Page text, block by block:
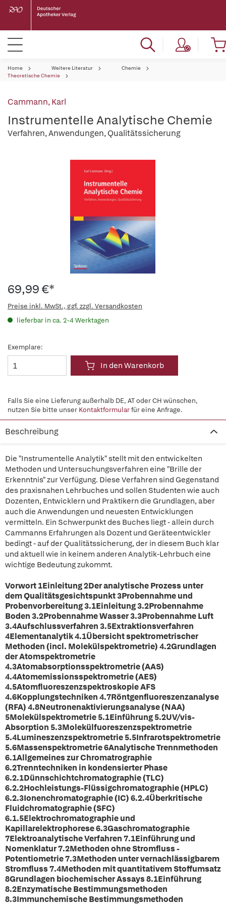
Home Weitere Literatur
Chemie
Theoretische Chemie
Cammann, Karl
Instrumentelle Analytische Chemie
Verfahren, Anwendungen, Qualitätssicherung
69,99 €*
Preise inkl. MwSt., ggf. zzgl. Versandkosten
lieferbar in ca. 2-4 Werktagen
Exemplare:
In den Warenkorb
Falls Sie eine Lieferung außerhalb DE, AT oder CH wünschen,
nutzen Sie bitte unser Kontaktformularfür eine Anfrage.
Beschreibung
Die "Instrumentelle Analytik" stellt mit den entwickelten
Methoden und Untersuchungsverfahren eine "Brille der
Erkenntnis" zur Verfügung. Diese Verfahren sind Gegenstand
des praxisnahen Lehrbuches und sollen Studenten wie auch
Dozenten, Entwicklern und Praktikern die Grundlagen, aber
auch die Anwendungen und neuesten Entwicklungen
vermitteln. Ein Schwerpunkt des Buches liegt - allein durch
Cammanns Erfahrungen als Dozent und Geräteentwickler
bedingt - auf der Qualitätssicherung, der in diesem Buch klar
und aktuell wie in keinem anderen Analytik-Lehrbuch eine
wichtige Bedeutung zukommt.
Vorwort 1Einleitung 2Der analytische Prozess unter
dem Qualitätsgesichtspunkt 3Probennahme und
Probenvorbereitung 3.1Einleitung 3.2Probennahme
Boden 3.2Probennahme Wasser 3.3Probennahme Luft
3.4Aufschlussverfahren 3.5Extraktionsverfahren
4Elementanalytik 4.1Übersicht spektrometrischer
Methoden (incl. Molekülspektrometrie) 4.2Grundlagen
der Atomspektrometrie
4.3Atomabsorptionsspektrometrie (AAS)
4.4Atomemissionsspektrometrie (AES)
4.5Atomfluoreszenzspektroskopie AFS
4.6Kopplungstechniken 4.7Röntgenfluoreszenzanalyse
(RFA) 4.8Neutronenaktivierungsanalyse (NAA)
5Molekülspektrometrie 5.1Einführung 5.2UV/vis-
Absorption 5.3Molekülfuoreszenzspektrometrie
5.4Lumineszenzspektrometrie 5.5Infrarotspektrometrie
5.6Massenspektrometrie 6Analytische Trennmethoden
6.1Allgemeines zur Chromatrographie
6.2Trenntechniken in kondensierter Phase
6.2.1Dünnschichtchromatographie (TLC)
6.2.2Hochleistungs-Flüssigchromatographie (HPLC)
6.2.3Ionenchromatographie (IC) 6.2.4Überkritische
Fluidchromatographie (SFC)
6.1.5Elektrochromatographie und
Kapillarelektrophorese 6.3Gaschromatographie
7Elektroanalytische Verfahren 7.1Einführung und
Nomenklatur 7.2Methoden ohne Stromfluss -
Potentiometrie 7.3Methoden unter vernachlässigbarem
Stromfluss 7.4Methoden mit quantitativem Stoffumsatz
8Grundlagen biochemischer Assays 8.1Einführung
8.2Enzymatische Bestimmungsmethoden
8.3Immunchemische Bestimmungsmethoden